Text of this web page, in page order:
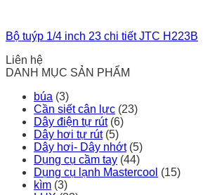
Bộ tuýp 1/4 inch 23 chi tiết JTC H223B
Liên hệ
DANH MỤC SẢN PHẨM
búa (3)
Cần siết cân lực (23)
Dây điện tự rút (6)
Dây hơi tự rút (5)
Dây hơi- Dây nhớt (5)
Dụng cụ cầm tay (44)
Dụng cụ lạnh Mastercool (15)
kìm (3)